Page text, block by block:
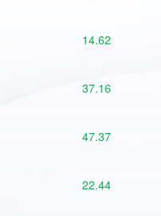
14.62
37.16
47.37
22.44